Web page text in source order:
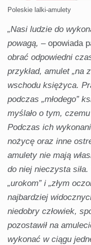
Poleskie lalki-amulety
„Nasi ludzie do
powagą, – opowiada
obrać odpowiedni
przykład, amulet „na
wschodu księżyca.
podczas „młodego”
myślało o tym,
Podczas ich
nożycę oraz inne
amulety nie mają
do niej nieczysta
„urokom” i „złym
najbardziej
niedobry człowiek,
pozostawił na
wykonać w ciągu